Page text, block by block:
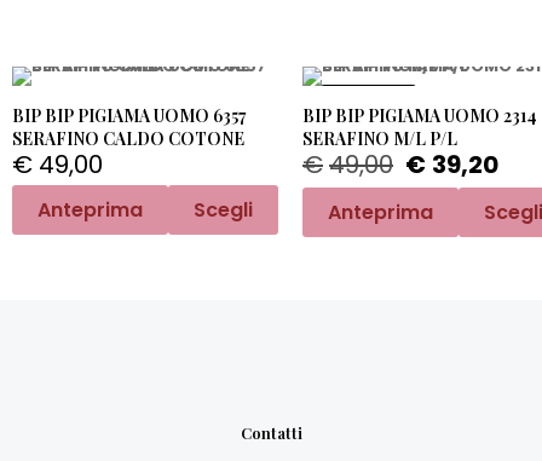
BIP BIP PIGIAMA UOMO 6357
SERAFINO CALDO COTONE
€ 49,00
Anteprima Scegli
BIP BIP PIGIAMA UOMO 2314
SERAFINO M/L P/L
€49,00 € 39,20
Anteprima Scegli
Contatti